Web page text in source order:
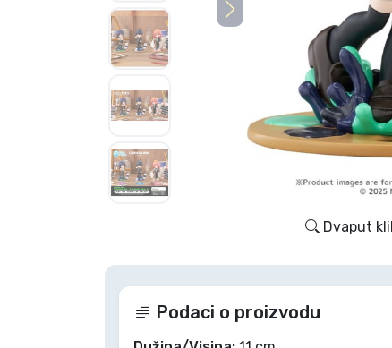
Dvaput
Podaci o proizvodu
TV serija proizvodi
Anime proizvodi
Sportski proizvodi
Glazbeni proizvodi